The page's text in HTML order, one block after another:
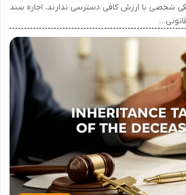
شخصی با ارزش کافی دسترسی ندارند، اجاره سند